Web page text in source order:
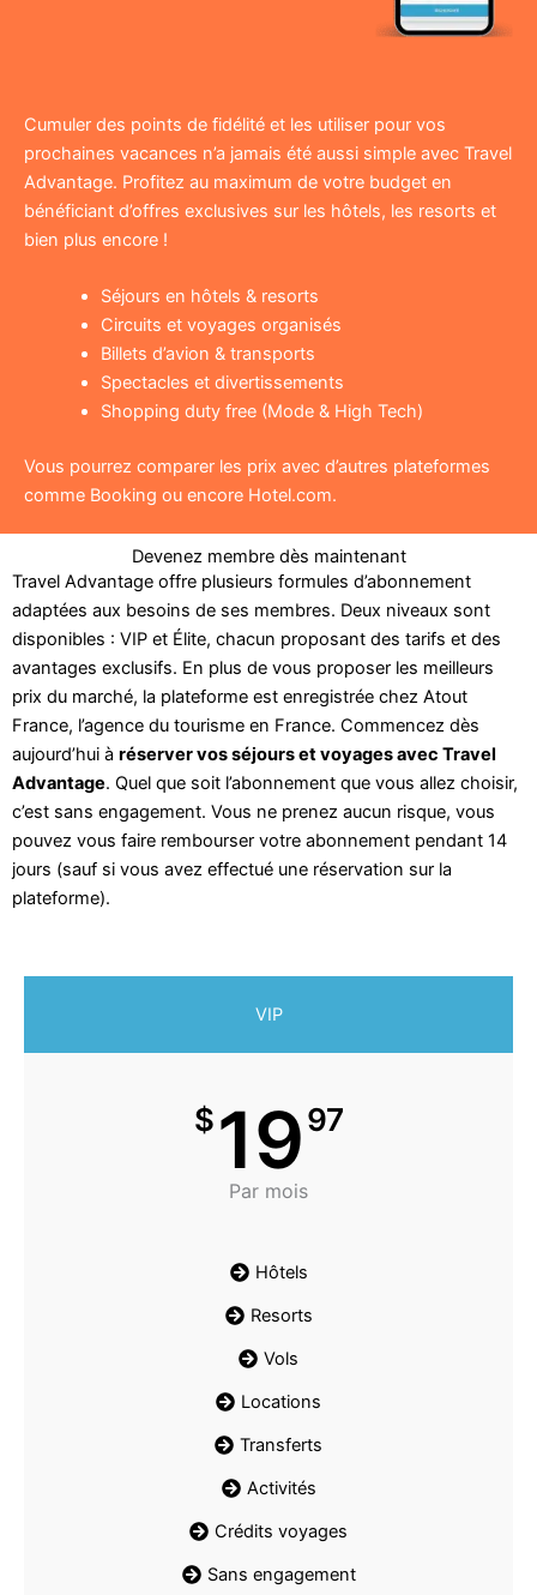
Cumuler des points de fidélité et les utiliser pour vos
prochaines vacances n’a jamais été aussi simple avec Travel
Advantage. Profitez au maximum de votre budget en
bénéficiant d’offres exclusives sur les hôtels, les resorts et
bien plus encore !
Séjours en hôtels & resorts
Circuits et voyages organisés
Billets d’avion & transports
Spectacles et divertissements
Shopping duty free (Mode & High Tech)
Vous pourrez comparer les prix avec d’autres plateformes
comme Booking ou encore Hotel.com.
Devenez membre dès maintenant
Travel Advantage offre plusieurs formules d’abonnement
adaptées aux besoins de ses membres. Deux niveaux sont
disponibles : VIP et Élite, chacun proposant des tarifs et des
avantages exclusifs. En plus de vous proposer les meilleurs
prix du marché, la plateforme est enregistrée chez Atout
France, l’agence du tourisme en France. Commencez dès
aujourd’hui à réserver vos séjours et voyages avec Travel
Advantage. Quel que soit l’abonnement que vous allez choisir,
c’est sans engagement. Vous ne prenez aucun risque, vous
pouvez vous faire rembourser votre abonnement pendant 14
jours (sauf si vous avez effectué une réservation sur la
plateforme).
VIP
$1997
Par mois
Hôtels
Resorts
Vols
Locations
Transferts
Activités
Crédits voyages
Sans engagement